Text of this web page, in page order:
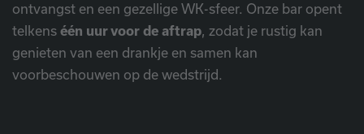
ontvangst en een gezellige WK-sfeer. Onze bar opent
telkens één uur voor de aftrap, zodat je rustig kan
genieten van een drankje en samen kan
voorbeschouwen op de wedstrijd.